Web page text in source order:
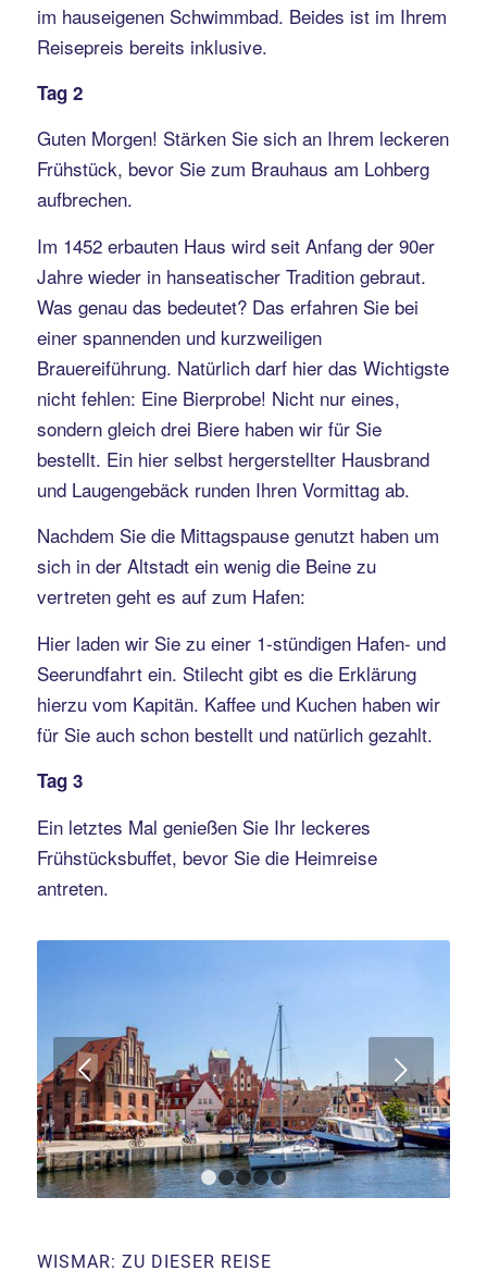
im hauseigenen Schwimmbad. Beides ist im Ihrem
Reisepreis bereits inklusive.
Tag 2
Guten Morgen! Stärken Sie sich an Ihrem leckeren
Frühstück, bevor Sie zum Brauhaus am Lohberg
aufbrechen.
Im 1452 erbauten Haus wird seit Anfang der 90er
Jahre wieder in hanseatischer Tradition gebraut.
Was genau das bedeutet? Das erfahren Sie bei
einer spannenden und kurzweiligen
Brauereiführung. Natürlich darf hier das Wichtigste
nicht fehlen: Eine Bierprobe! Nicht nur eines,
sondern gleich drei Biere haben wir für Sie
bestellt. Ein hier selbst hergerstellter Hausbrand
und Laugengebäck runden Ihren Vormittag ab.
Nachdem Sie die Mittagspause genutzt haben um
sich in der Altstadt ein wenig die Beine zu
vertreten geht es auf zum Hafen:
Hier laden wir Sie zu einer 1-stündigen Hafen- und
Seerundfahrt ein. Stilecht gibt es die Erklärung
hierzu vom Kapitän. Kaffee und Kuchen haben wir
für Sie auch schon bestellt und natürlich gezahlt.
Tag 3
Ein letztes Mal genießen Sie Ihr leckeres
Frühstücksbuffet, bevor Sie die Heimreise
antreten.
Weiter
1 2 3 4 5
WISMAR: ZU DIESER REISE